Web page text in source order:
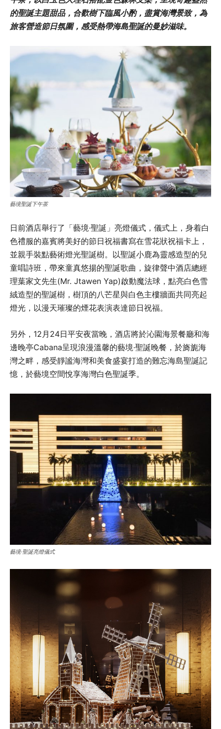
的聖誕主題甜品，合歡樹下臨風小酌，盡賞海灣景致，為
旅客營造節日氛圍，感受熱帶海島聖誕的曼妙滋味。
藝境聖誕下午茶
日前酒店舉行了「藝境·聖誕」亮燈儀式，儀式上，身着白
色禮服的嘉賓將美好的節日祝福書寫在雪花狀祝福卡上，
並親手裝點藝術燈光聖誕樹。以聖誕小鹿為靈感造型的兒
童唱詩班，帶來童真悠揚的聖誕歌曲，旋律聲中酒店總經
理葉家文先生(Mr. Jtawen Yap)啟動魔法球，點亮白色雪
絨造型的聖誕樹，樹頂的八芒星與白色主樓牆面共同亮起
燈光，以漫天璀璨的煙花表演表達節日祝福。
另外，12月24日平安夜當晚，酒店將於沁園海景餐廳和海
邊晚亭Cabana呈現浪漫溫馨的藝境·聖誕晚餐，於旖旎海
灣之畔，感受靜謐海灣和美食盛宴打造的難忘海島聖誕記
憶，於藝境空間悅享海灣白色聖誕季。
藝境·聖誕亮燈儀式